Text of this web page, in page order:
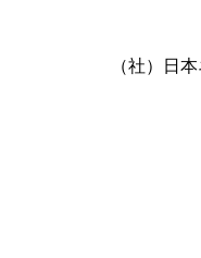
（社）日